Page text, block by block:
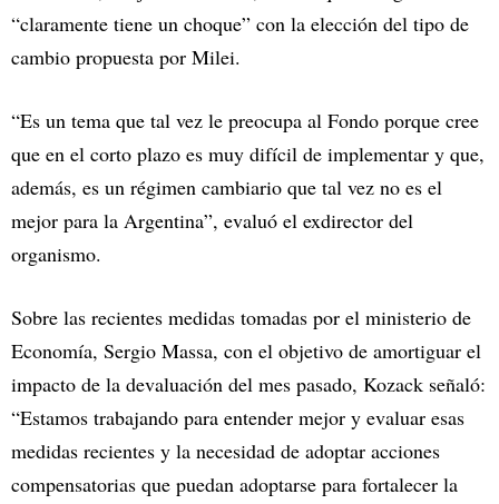
“claramente tiene un choque” con la elección del tipo de
cambio propuesta por Milei.
“Es un tema que tal vez le preocupa al Fondo porque cree
que en el corto plazo es muy difícil de implementar y que,
además, es un régimen cambiario que tal vez no es el
mejor para la Argentina”, evaluó el exdirector del
organismo.
Sobre las recientes medidas tomadas por el ministerio de
Economía, Sergio Massa, con el objetivo de amortiguar el
impacto de la devaluación del mes pasado, Kozack señaló:
“Estamos trabajando para entender mejor y evaluar esas
medidas recientes y la necesidad de adoptar acciones
compensatorias que puedan adoptarse para fortalecer la